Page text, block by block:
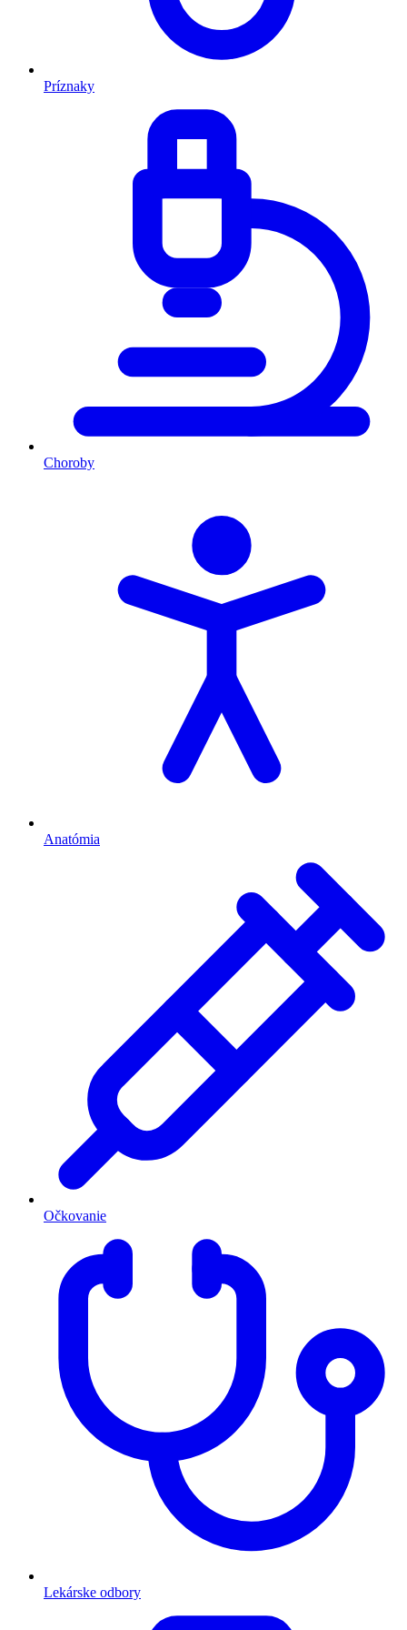
Príznaky
Choroby
Anatómia
Očkovanie
Lekárske odbory